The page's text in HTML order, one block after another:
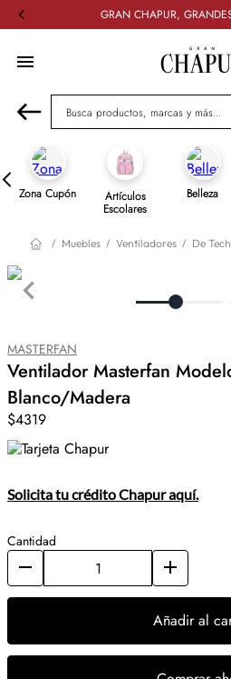
GRAN CHAPUR,
Busca productos, marcas y
Zona Cupón Artículos
Escolares
Belleza
Muebles Ventiladores De
MASTERFAN
Ventilador Masterfan
Blanco/Madera
$4319
Solicita tu crédito Chapur aquí.
Cantidad
Añadir al